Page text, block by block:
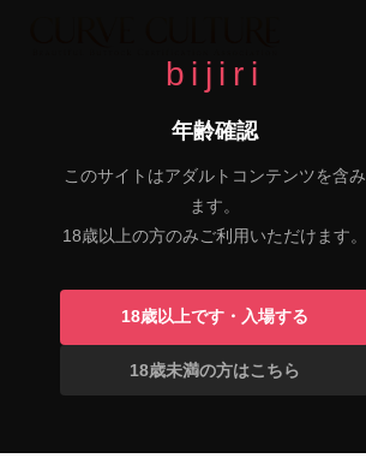
bijiri
年齢確認
このサイトはアダルトコンテンツを含み
ます。
18歳以上の方のみご利用いただけます。
18歳以上です・入場する
18歳未満の方はこちら